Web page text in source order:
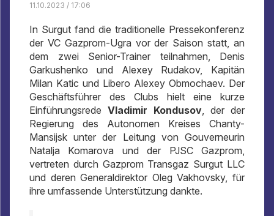
11.10.2023 / 17:06
In Surgut fand die traditionelle Pressekonferenz
der VC Gazprom-Ugra vor der Saison statt, an
dem zwei Senior-Trainer teilnahmen, Denis
Garkushenko und Alexey Rudakov, Kapitän
Milan Katic und Libero Alexey Obmochaev. Der
Geschäftsführer des Clubs hielt eine kurze
Einführungsrede Vladimir Kondusov, der der
Regierung des Autonomen Kreises Chanty-
Mansijsk unter der Leitung von Gouverneurin
Natalja Komarova und der PJSC Gazprom,
vertreten durch Gazprom Transgaz Surgut LLC
und deren Generaldirektor Oleg Vakhovsky, für
ihre umfassende Unterstützung dankte.